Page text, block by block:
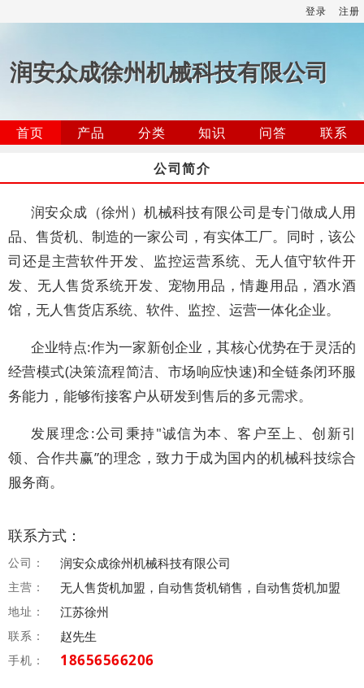
登录 注册
润安众成徐州机械科技有限公司
首页 产品 分类 知识 问答
联系
公司简介
润安众成（徐州）机械科技有限公司是专门做成人用
品、售货机、制造的一家公司，有实体工厂。同时，该公
司还是主营软件开发、监控运营系统、无人值守软件开
发、无人售货系统开发、宠物用品，情趣用品，酒水酒
馆，无人售货店系统、软件、监控、运营一体化企业。
企业特点:作为一家新创企业，其核心优势在于灵活的
经营模式(决策流程简洁、市场响应快速)和全链条闭环服
务能力，能够衔接客户从研发到售后的多元需求。
发展理念:公司秉持"诚信为本、客户至上、创新引
领、合作共赢”的理念，致力于成为国内的机械科技综合
服务商。
联系方式：
公司： 润安众成徐州机械科技有限公司
主营： 无人售货机加盟，自动售货机销售，自动售货机加盟
地址： 江苏徐州
联系： 赵先生
手机： 18656566206